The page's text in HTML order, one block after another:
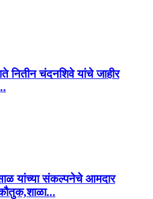
नितीन चंदनशिवे यांचे जाहीर
यांच्या संकल्पनेचे आमदार